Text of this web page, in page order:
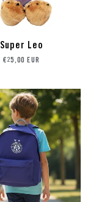
Super Leo
Preis
€25,00 EUR